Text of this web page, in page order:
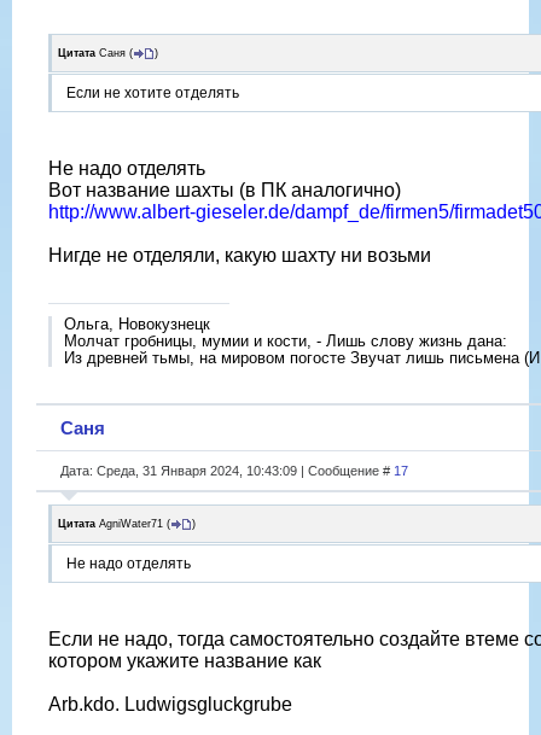
Цитата Саня ( )
Если не хотите отделять
Не надо отделять
Вот название шахты (в ПК аналогично)
http://www.albert-gieseler.de/dampf_de/firmen5/
Нигде не отделяли, какую шахту ни возьми
Ольга, Новокузнецк
Молчат гробницы, мумии и кости, - Лишь слову жизнь дана:
Из древней тьмы, на мировом погосте Звучат лишь письмена
Саня
Дата: Среда, 31 Января 2024, 10:43:09 | Сообщение # 17
Цитата AgniWater71 ( )
Не надо отделять
Если не надо, тогда самостоятельно создайте втеме
котором укажите название как
Arb.kdo. Ludwigsgluckgrube